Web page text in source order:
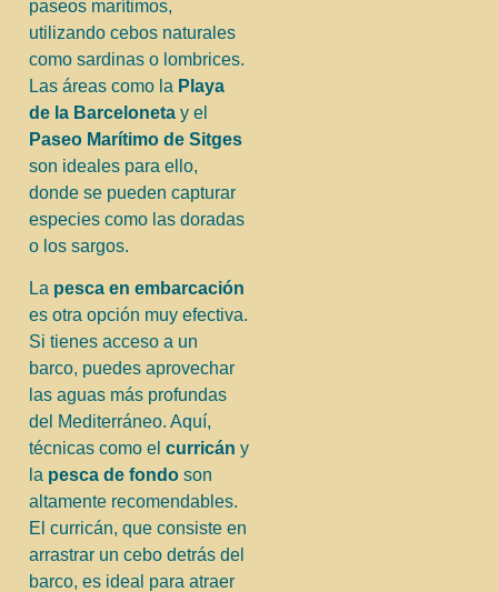
paseos marítimos,
utilizando cebos naturales
como sardinas o lombrices.
Las áreas como la Playa
de la Barceloneta y el
Paseo Marítimo de Sitges
son ideales para ello,
donde se pueden capturar
especies como las doradas
o los sargos.
La pesca en embarcación
es otra opción muy efectiva.
Si tienes acceso a un
barco, puedes aprovechar
las aguas más profundas
del Mediterráneo. Aquí,
técnicas como el curricán y
la pesca de fondo son
altamente recomendables.
El curricán, que consiste en
arrastrar un cebo detrás del
barco, es ideal para atraer